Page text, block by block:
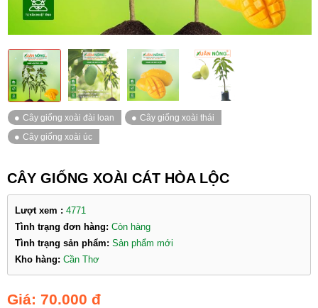
CÂY GIỐNG XOÀI CÁT HÒA LỘC
Lượt xem : 4771
Tình trạng đơn hàng: Còn hàng
Tình trạng sản phẩm: Sản phẩm mới
Kho hàng: Cần Thơ
70.000 đ